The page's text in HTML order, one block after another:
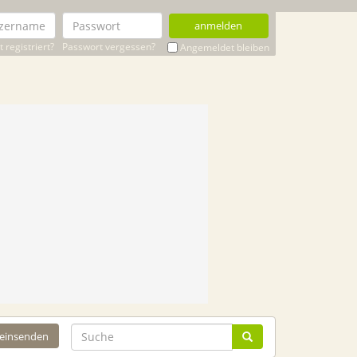
anmelden
registriert? Passwort vergessen? Angemeldet bleiben